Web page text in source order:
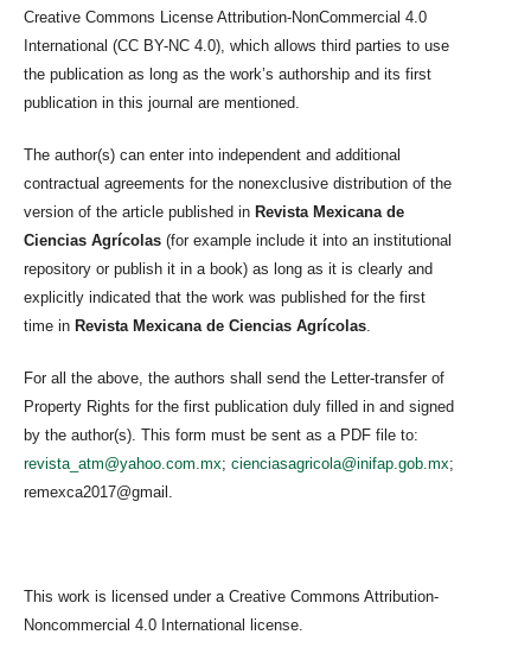
Creative Commons License Attribution-NonCommercial 4.0
International (CC BY-NC 4.0), which allows third parties to use
the publication as long as the work’s authorship and its first
publication in this journal are mentioned.
The author(s) can enter into independent and additional
contractual agreements for the nonexclusive distribution of the
version of the article published in Revista Mexicana de
Ciencias Agrícolas (for example include it into an institutional
repository or publish it in a book) as long as it is clearly and
explicitly indicated that the work was published for the first
time in Revista Mexicana de Ciencias Agrícolas
For all the above, the authors shall send the Letter-transfer of
Property Rights for the first publication duly filled in and signed
by the author(s). This form must be sent as a PDF file to:
revista_atm@yahoo.com.mx; cienciasagricola@inifap.gob.mx;
remexca2017@gmail.
This work is licensed under a Creative Commons Attribution-
Noncommercial 4.0 International license.